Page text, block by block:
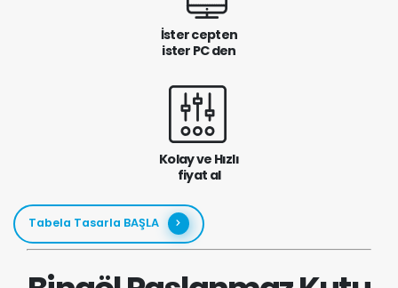
İster cepten
ister PC den
Kolay ve Hızlı
fiyat al
Tabela Tasarla BAŞLA